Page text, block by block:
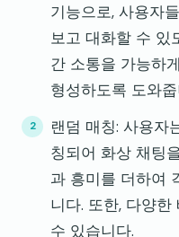
기능으로, 사용자
보고 대화할 수 있
간 소통을 가능하
형성하도록 도와
랜덤 매칭: 사용자
칭되어 화상 채팅
과 흥미를 더하여
니다. 또한, 다양
수 있습니다.